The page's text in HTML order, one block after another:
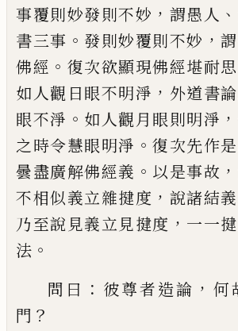
事覆則妙發則不妙 ， 謂愚人 、
書三事 。 發則妙覆則不妙 ，
佛經 。 復次欲顯現佛經堪耐
如人觀日眼不明淨 ， 外道書
眼不淨 。 如人觀月眼則明淨 ，
之時令慧眼明淨 。復次先作
曇盡廣解佛經義 。 以是事故 ，
不相似義立雜揵度 ， 說諸結
乃至說見義立見揵度 ， 一一
法 。
問曰 ： 彼尊者造論 ， 何
門 ？